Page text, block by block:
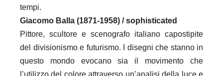
tempi.
Giacomo Balla (1871-1958) / sophisticated
Pittore, scultore e scenografo italiano capostipite
del divisionismo e futurismo. I disegni che stanno in
questo mondo evocano sia il movimento che
l’utilizzo del colore attraverso un’analisi della luce e